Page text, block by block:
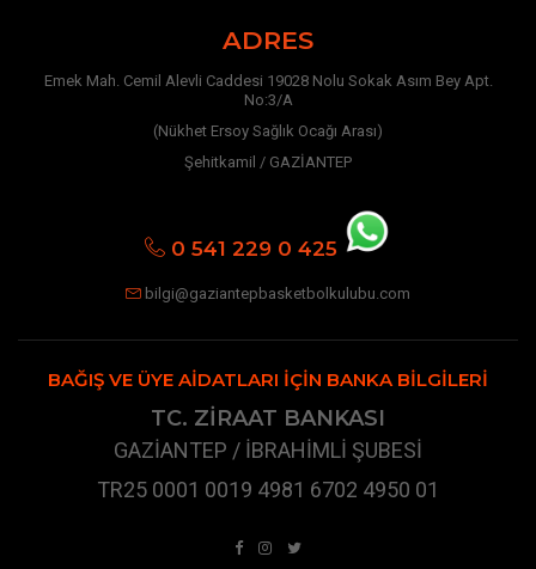
ADRES
Emek Mah. Cemil Alevli Caddesi 19028 Nolu Sokak Asım Bey Apt.
No:3/A
(Nükhet Ersoy Sağlık Ocağı Arası)
Şehitkamil / GAZİANTEP
0 541 229 0 425
bilgi@gaziantepbasketbolkulubu.com
BAĞIŞ VE ÜYE AIDATLARI İÇIN BANKA BILGILERI
TC. ZİRAAT BANKASI
GAZİANTEP / İBRAHİMLİ ŞUBESİ
TR25 0001 0019 4981 6702 4950 01